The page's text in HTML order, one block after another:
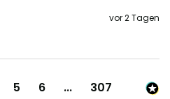
vor 2 Tagen
5 6 ... 307